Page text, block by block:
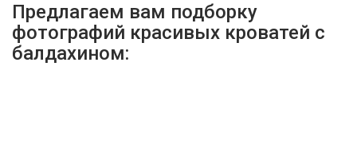
Предлагаем вам подборку
фотографий красивых кроватей с
балдахином: